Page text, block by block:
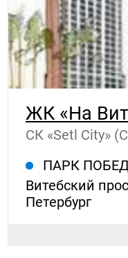
ЖК «На
СК «Setl City»
ПАРК
Витебский
Петербург